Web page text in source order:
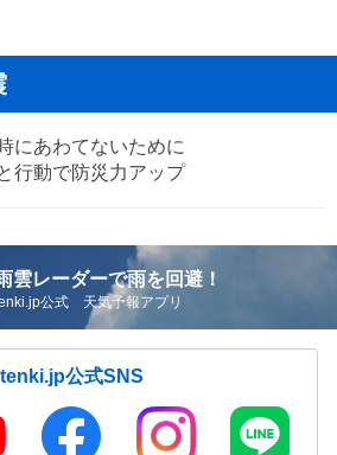
にあわてないために
行動で防災力アップ
雲レーダーで雨を回避！
公式 天気予報アプリ
tenki.jp公式SNS